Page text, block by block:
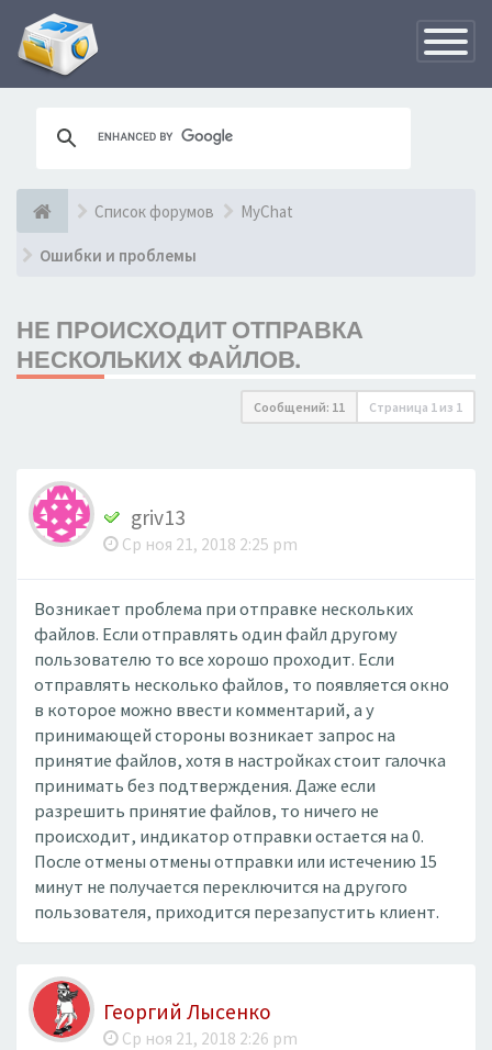
Список форумов MyChat
Ошибки и проблемы
НЕ ПРОИСХОДИТ ОТПРАВКА
НЕСКОЛЬКИХ ФАЙЛОВ.
Сообщений: 11 Страница 1 из 1
griv13
Ср ноя 21, 2018 2:25 pm
Возникает проблема при отправке нескольких
файлов. Если отправлять один файл другому
пользователю то все хорошо проходит. Если
отправлять несколько файлов, то появляется окно
в которое можно ввести комментарий, а у
принимающей стороны возникает запрос на
принятие файлов, хотя в настройках стоит галочка
принимать без подтверждения. Даже если
разрешить принятие файлов, то ничего не
происходит, индикатор отправки остается на 0.
После отмены отмены отправки или истечению 15
минут не получается переключится на другого
пользователя, приходится перезапустить клиент.
Георгий Лысенко
Ср ноя 21, 2018 2:26 pm